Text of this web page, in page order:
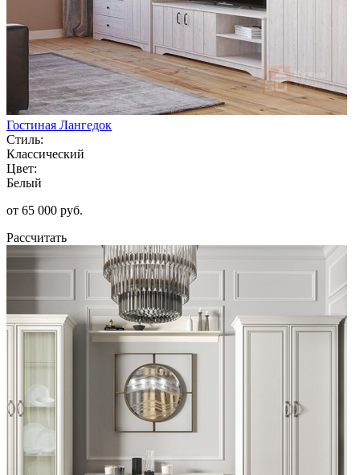
Гостиная Лангедок
Стиль:
Классический
Цвет:
Белый
от 65 000 руб.
Рассчитать